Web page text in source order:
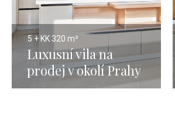
5 + KK 320 m²
Luxusní vila na
prodej v okolí Prahy
- 320m